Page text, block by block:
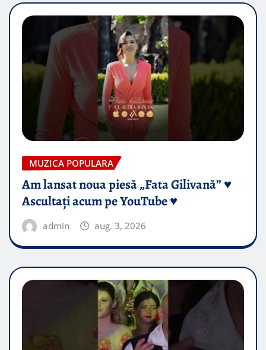
MUZICA POPULARA
Am lansat noua piesă „Fata Gilivană” ♥️
Ascultați acum pe YouTube ♥️
admin aug. 3, 2026